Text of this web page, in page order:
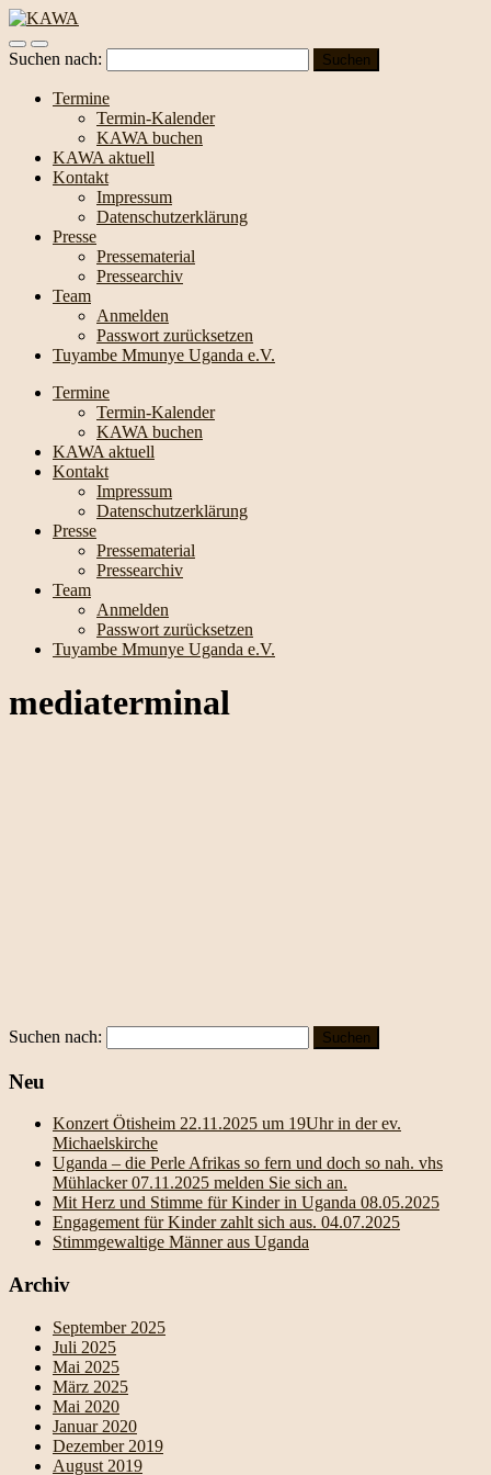
Suchen nach:
Termine
Termin-Kalender
KAWA buchen
KAWA aktuell
Kontakt
Impressum
Datenschutzerklärung
Presse
Pressematerial
Pressearchiv
Team
Anmelden
Passwort zurücksetzen
Tuyambe Mmunye Uganda e.V.
Termine
Termin-Kalender
KAWA buchen
KAWA aktuell
Kontakt
Impressum
Datenschutzerklärung
Presse
Pressematerial
Pressearchiv
Team
Anmelden
Passwort zurücksetzen
Tuyambe Mmunye Uganda e.V.
mediaterminal
Suchen nach:
Neu
Konzert Ötisheim 22.11.2025 um 19Uhr in der ev.
Michaelskirche
Uganda – die Perle Afrikas so fern und doch so nah. vhs
Mühlacker 07.11.2025 melden Sie sich an.
Mit Herz und Stimme für Kinder in Uganda 08.05.2025
Engagement für Kinder zahlt sich aus. 04.07.2025
Stimmgewaltige Männer aus Uganda
Archiv
September 2025
Juli 2025
Mai 2025
März 2025
Mai 2020
Januar 2020
Dezember 2019
August 2019